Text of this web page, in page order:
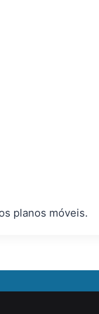
planos móveis.